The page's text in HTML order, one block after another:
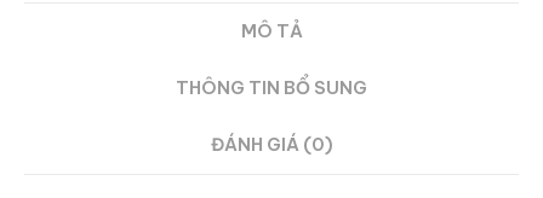
MÔ TẢ
THÔNG TIN BỔ SUNG
ĐÁNH GIÁ (0)